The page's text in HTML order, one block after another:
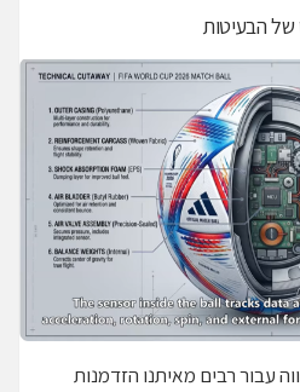
עבור רבים מאיתנו הזדמנות